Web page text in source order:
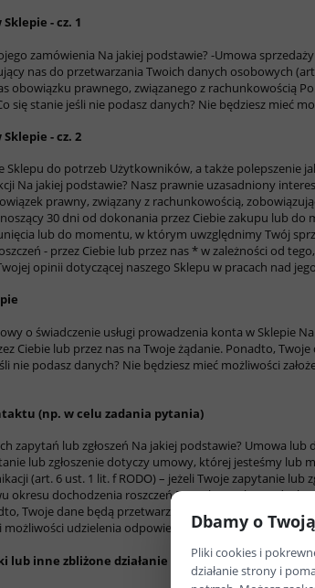
- cz. 1
zamówienia Na jakiej podstawie? -Umowa
nas do przetwarzania Twoich danych osobowych
obowiązku prawnego, związanego z rachunkowością
się stanie jeśli nie podasz danych? Nie będziesz mieć
- cz. 2
Sklepu do potrzeb Użytkowników, a także polepszenie
Na jakiej podstawie? Nasz prawnie uzasadniony
prawny, związany z rachunkowością,
30 dni od dokonania przez Ciebie zakupu lub
lub do momentu, w którym uwzględnimy Twój
- przez Ciebie lub przez nas* w zależności od
opinii dotyczącej naszego Sklepu w pracach nad
o świadczenie usługi prowadzenia konta w Sklepie
Ciebie lub przez nas na Twoje żądanie. Ponadto,
nie podasz danych? Nie będziesz mieć możliwości
(np. w celu zadania pytania)
zapytań lub zgłoszeń Na jakiej podstawie? Umowa lub
lub zgłoszenie dotyczy umowy, której jesteśmy lub
(art. 6 ust. 1 lit. f RODO) – jeżeli Twoje zapytanie lub
okresu dochodzenia roszczeńDo upływu okresu
Twoje dane będą przetwarzane do upływu okresu,
udzielenia odpowiedzi na Twoje zapytanie lub
lub inne zbliżone działanie zezwalające na
Dbamy o
Pliki cookies i
działanie strony i